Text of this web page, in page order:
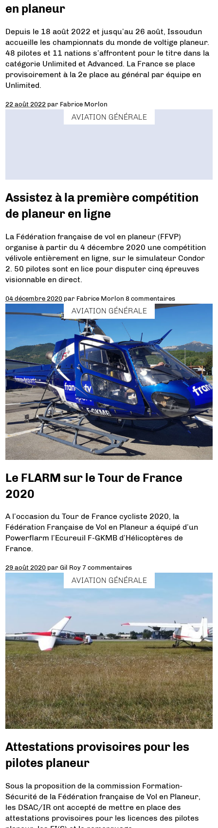
en planeur
Depuis le 18 août 2022 et jusqu’au 26 août, Issoudun
accueille les championnats du monde de voltige planeur.
48 pilotes et 11 nations s’affrontent pour le titre dans la
catégorie Unlimited et Advanced. La France se place
provisoirement à la 2e place au général par équipe en
Unlimited.
22 août 2022 par Fabrice Morlon
AVIATION GÉNÉRALE
Assistez à la première compétition
de planeur en ligne
La Fédération française de vol en planeur (FFVP)
organise à partir du 4 décembre 2020 une compétition
vélivole entièrement en ligne, sur le simulateur Condor
2. 50 pilotes sont en lice pour disputer cinq épreuves
visionnable en direct.
04 décembre 2020 par Fabrice Morlon 8 commentaires
AVIATION GÉNÉRALE
Le FLARM sur le Tour de France
2020
A l’occasion du Tour de France cycliste 2020, la
Fédération Française de Vol en Planeur a équipé d’un
Powerflarm l’Ecureuil F-GKMB d’Hélicoptères de
France.
29 août 2020 parGil Roy 7 commentaires
AVIATION GÉNÉRALE
Attestations provisoires pour les
pilotes planeur
Sous la proposition de la commission Formation-
Sécurité de la Fédération française de Vol en Planeur,
les DSAC/IR ont accepté de mettre en place des
attestations provisoires pour les licences des pilotes